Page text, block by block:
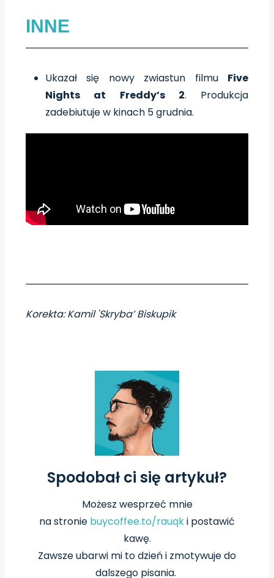
INNE
Ukazał się nowy zwiastun filmu Five
Nights at Freddy’s 2. Produkcja
zadebiutuje w kinach 5 grudnia.
Korekta: Kamil 'Skryba’ Biskupik
Spodobał ci się artykuł?
Możesz wesprzeć mnie
nastronie buycoffee.to/rauqki postawić
kawę.
Zawsze ubarwi mi to dzień i zmotywuje do
dalszego pisania.